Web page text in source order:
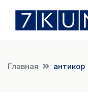
Главная антикор